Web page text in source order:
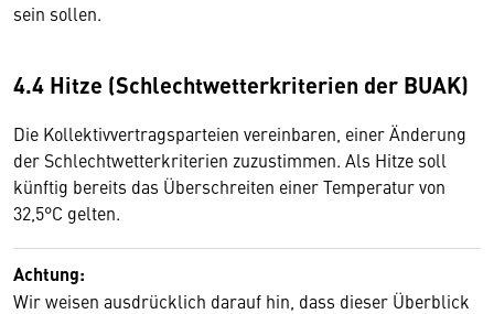
sein sollen.
4.4 Hitze (Schlechtwetterkriterien der BUAK)
Die Kollektivvertragsparteien vereinbaren, einer Änderung
der Schlechtwetterkriterien zuzustimmen. Als Hitze soll
künftig bereits das Überschreiten einer Temperatur von
32,5°C gelten.
Achtung:
Wir weisen ausdrücklich darauf hin, dass dieser Überblick